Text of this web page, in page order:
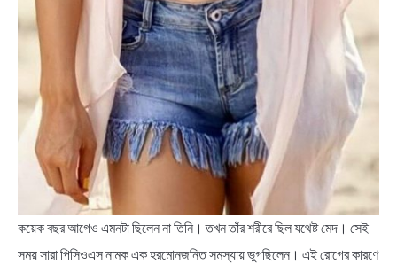
কয়েক বছর আগেও এমনটা ছিলেন না তিনি। তখন তাঁর শরীরে ছিল যথেষ্ট মেদ। সেই
সময় সারা পিসিওএস নামক এক হরমোনজনিত সমস্যায় ভুগছিলেন। এই রোগের কারণে